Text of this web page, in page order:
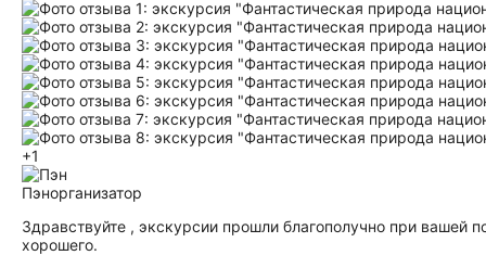
+1
Пэнорганизатор
Здравствуйте , экскурсии прошли благополучно при
хорошего.